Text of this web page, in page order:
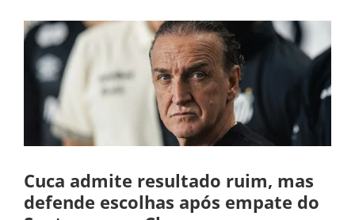
Cuca admite resultado ruim, mas
defende escolhas após empate do